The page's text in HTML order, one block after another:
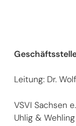
Leitung: Dr.
VSVI Sachsen
Uhlig &